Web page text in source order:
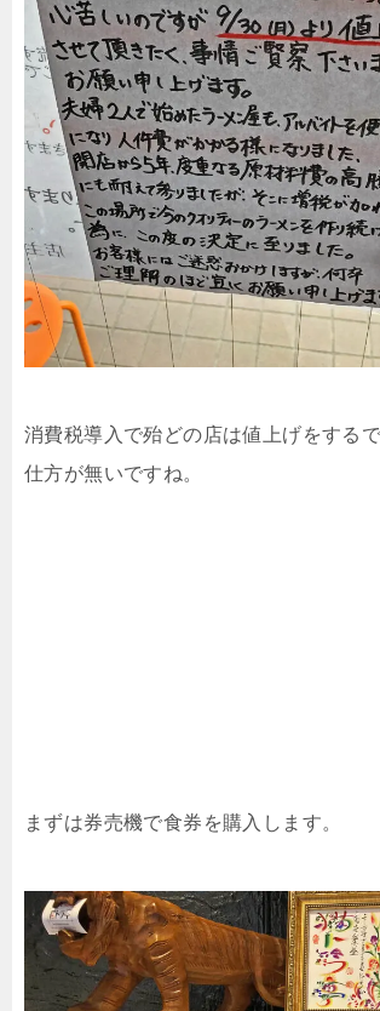
消費税導入で殆どの店は値上げをするで
仕方が無いですね。
まずは券売機で食券を購入します。